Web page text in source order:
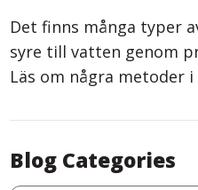
Det finns många typer
syre till vatten genom
Läs om några metoder
Blog Categories